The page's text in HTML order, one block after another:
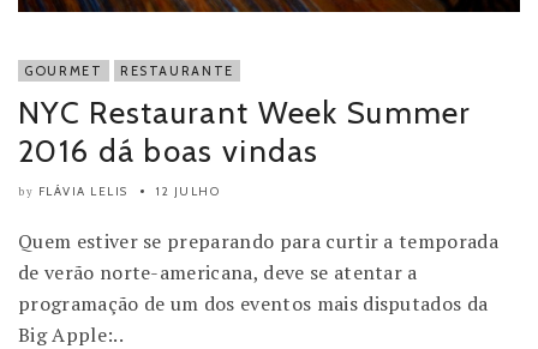
GOURMET RESTAURANTE
NYC Restaurant Week Summer
2016 dá boas vindas
by FLÁVIA LELIS 12 JULHO
Quem estiver se preparando para curtir a temporada
de verão norte-americana, deve se atentar a
programação de um dos eventos mais disputados da
Big Apple:..